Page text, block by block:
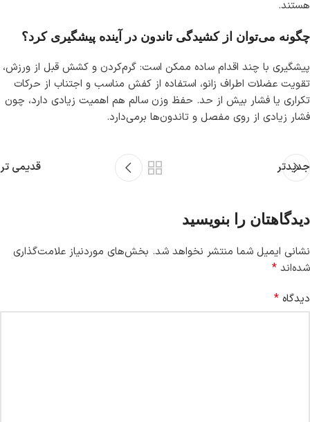
هستند.
چگونه می‌توان از کشیدگی تاندون در آینده پیشگیری کرد؟
پیشگیری با چند اقدام ساده ممکن است: گرم‌کردن و کشش قبل از ورزش،
تقویت عضلات اطراف زانو، استفاده از کفش مناسب و اجتناب از حرکات
تکراری یا فشار بیش از حد. حفظ وزن سالم هم اهمیت زیادی دارد، چون
فشار زیادی از روی مفصل و تاندون‌ها برمی‌دارد.
جدیدتر قدیمی تر
دیدگاهتان را بنویسید
نشانی ایمیل شما منتشر نخواهد شد. بخش‌های موردنیاز علامت‌گذاری
شده‌اند *
دیدگاه *